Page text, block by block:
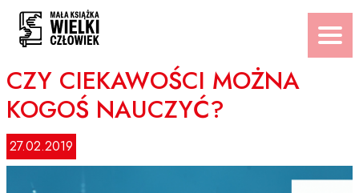
Przejdź
treści
CZY CIEKAWOŚCI MOŻNA
KOGOŚ NAUCZYĆ?
27.02.2019